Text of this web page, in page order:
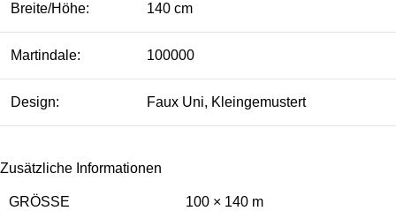
Breite/Höhe: 140 cm
Martindale: 100000
Design: Faux Uni, Kleingemustert
Zusätzliche Informationen
GRÖSSE 100 × 140 m